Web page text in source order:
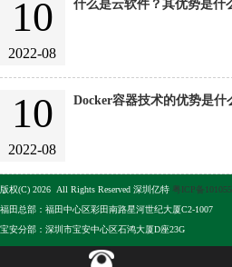
10
2022-08
什么是云软件？其优势是什
10
2022-08
Docker容器技术的优势是什
版权(C) 2026 All Rights Reserved 深圳亿特 粤ICP备
福田总部：福田中心区彩田南路星河世纪大厦C2-1007
宝安分部：深圳市宝安中心区石鸿大厦D座23G